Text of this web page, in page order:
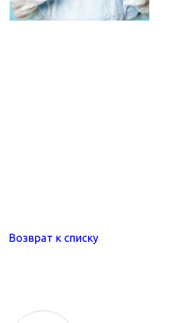
Возврат к списку